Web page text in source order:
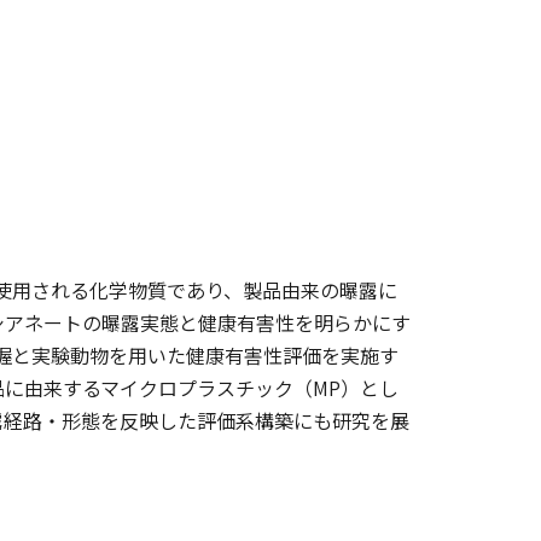
される化学物質であり、製品由来の曝露に
ネートの曝露実態と健康有害性を明らかにす
実験動物を用いた健康有害性評価を実施す
由来するマイクロプラスチック（MP）とし
路・形態を反映した評価系構築にも研究を展